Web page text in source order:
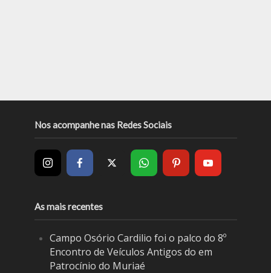
Nos acompanhe nas Redes Sociais
As mais recentes
Campo Osório Cardilio foi o palco do 8º
Encontro de Veículos Antigos do em
Patrocínio do Muriaé